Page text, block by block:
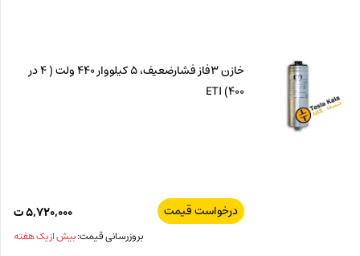
خازن 3فاز فشارضعیف، 5 کیلووار 440 ولت ( 4 در
400) ETI
درخواست قیمت ۵,۷۲۰,۰۰۰ت
بروزرسانی قیمت:بیش از یک هفته